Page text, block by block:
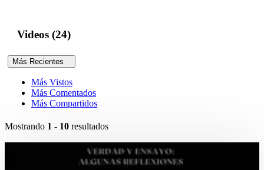
Videos (24)
Más Recientes
Más Vistos
Más Comentados
Más Compartidos
Mostrando 1 - 10 resultados